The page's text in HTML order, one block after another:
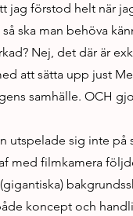
jag förstod helt när
ska man behöva
Nej, det där är
att sätta upp just
samhälle. OCH
utspelade sig inte
med filmkamera
koncept och